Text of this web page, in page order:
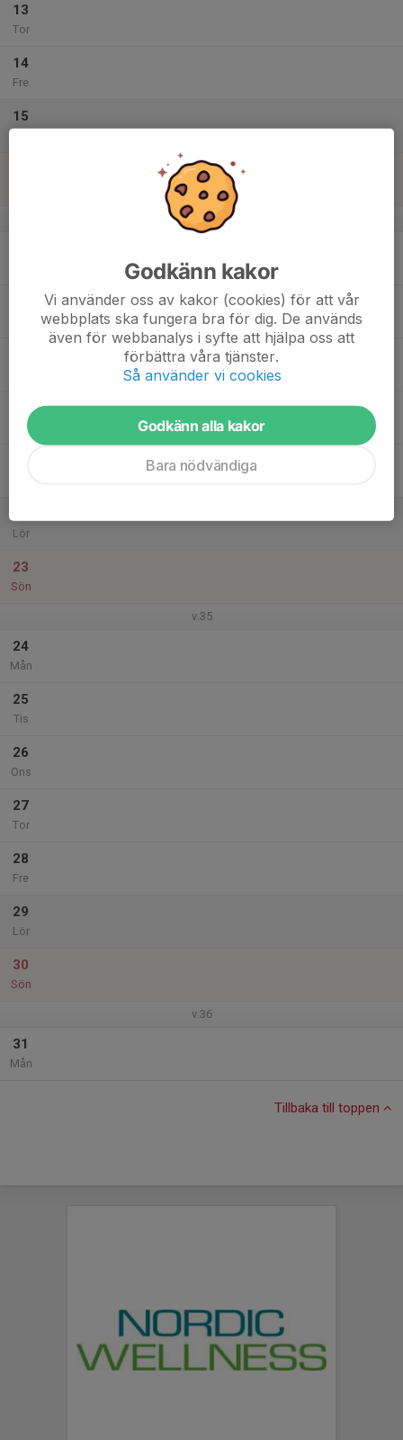
13
Tor
14
Fre
15
v.34
Tor
Lör
23
Sön
v.35
24
Mån
25
Tis
26
Ons
27
Tor
28
Fre
29
Lör
30
Sön
v.36
31
Mån
Tillbaka till toppen
Godkänn kakor
Vi använder oss av kakor (cookies) för att vår
webbplats ska fungera bra för dig. De används
även för webbanalys i syfte att hjälpa oss att
förbättra våra tjänster.
Så använder vi cookies
Godkänn alla kakor
Bara nödvändiga